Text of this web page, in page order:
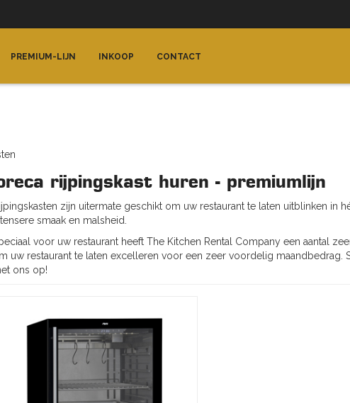
PREMIUM-LIJN INKOOP CONTACT
rijpingskast huren - premiumlijn
zijn uitermate geschikt om uw restaurant te laten uitblinken in
smaak en malsheid.
voor uw restaurant heeft The Kitchen Rental Company een aantal
uw restaurant te laten excelleren voor een zeer voordelig maandbedrag.
ons op!